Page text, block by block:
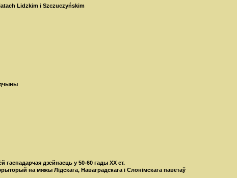
Lidzkim i Szczuczyńskim
гаспадарчая дзейнасць у 50-60 гады ХХ ст.
на мяжы Лідскага, Наваградскага і Слонімскага паветаў